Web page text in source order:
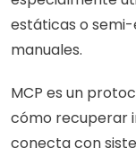
estáticas o semi-
manuales.
MCP es un
cómo recuperar
conecta con